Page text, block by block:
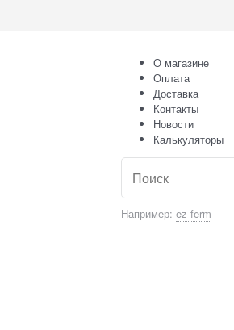
О магазине
Оплата
Доставка
Контакты
Новости
Калькуляторы
Например: ez-ferm